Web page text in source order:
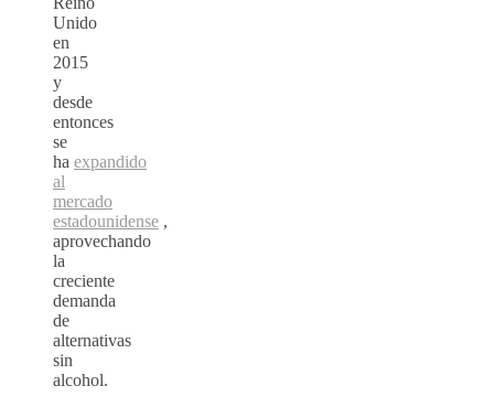
Unido
en
2015
y
desde
entonces
se
ha expandido
al
mercado
estadounidense ,
aprovechando
la
creciente
demanda
de
alternativas
sin
alcohol.